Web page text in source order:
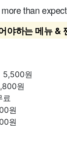
than
야하는 메뉴 &
5,500원
원
료
원
원